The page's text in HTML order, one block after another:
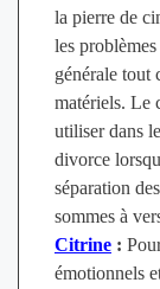
la pierre de
les
générale tout
matériels. Le
utiliser dans
divorce
séparation
sommes à
Citrine:
émotionnels